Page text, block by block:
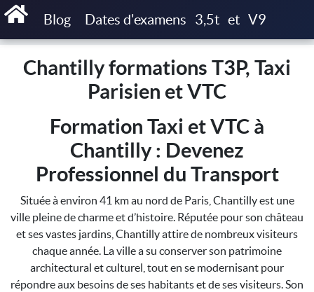
Blog Dates d'examens 3,5t et V9
Accueil Chantilly formations T3P, Taxi Parisien et VTC
Chantilly formations T3P, Taxi
Parisien et VTC
Formation Taxi et VTC à
Chantilly : Devenez
Professionnel du Transport
Située à environ 41 km au nord de Paris, Chantilly est une
ville pleine de charme et d’histoire. Réputée pour son château
et ses vastes jardins, Chantilly attire de nombreux visiteurs
chaque année. La ville a su conserver son patrimoine
architectural et culturel, tout en se modernisant pour
répondre aux besoins de ses habitants et de ses visiteurs. Son